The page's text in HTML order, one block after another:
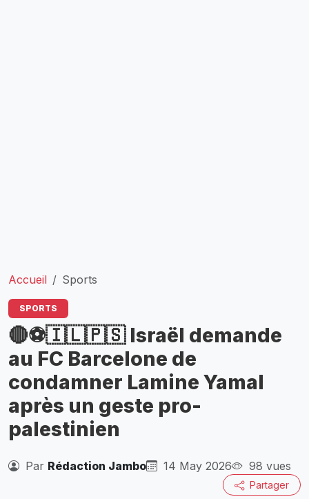
Accueil Sports
SPORTS
🔴⚽🇮🇱🇵🇸 Israël demande
au FC Barcelone de
condamner Lamine Yamal
après un geste pro-
palestinien
Par Rédaction Jambo 14 May 2026 98 vues
Partager